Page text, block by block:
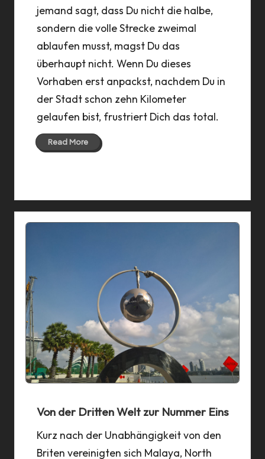
jemand sagt, dass Du nicht die halbe,
sondern die volle Strecke zweimal
ablaufen musst, magst Du das
überhaupt nicht. Wenn Du dieses
Vorhaben erst anpackst, nachdem Du in
der Stadt schon zehn Kilometer
gelaufen bist, frustriert Dich das total.
Read More
Von der Dritten Welt zur Nummer Eins
Kurz nach der Unabhängigkeit von den
Briten vereinigten sich Malaya, North